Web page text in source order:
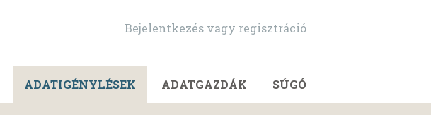
Bejelentkezés vagy regisztráció
ADATIGÉNYLÉSEK ADATGAZDÁK SÚGÓ